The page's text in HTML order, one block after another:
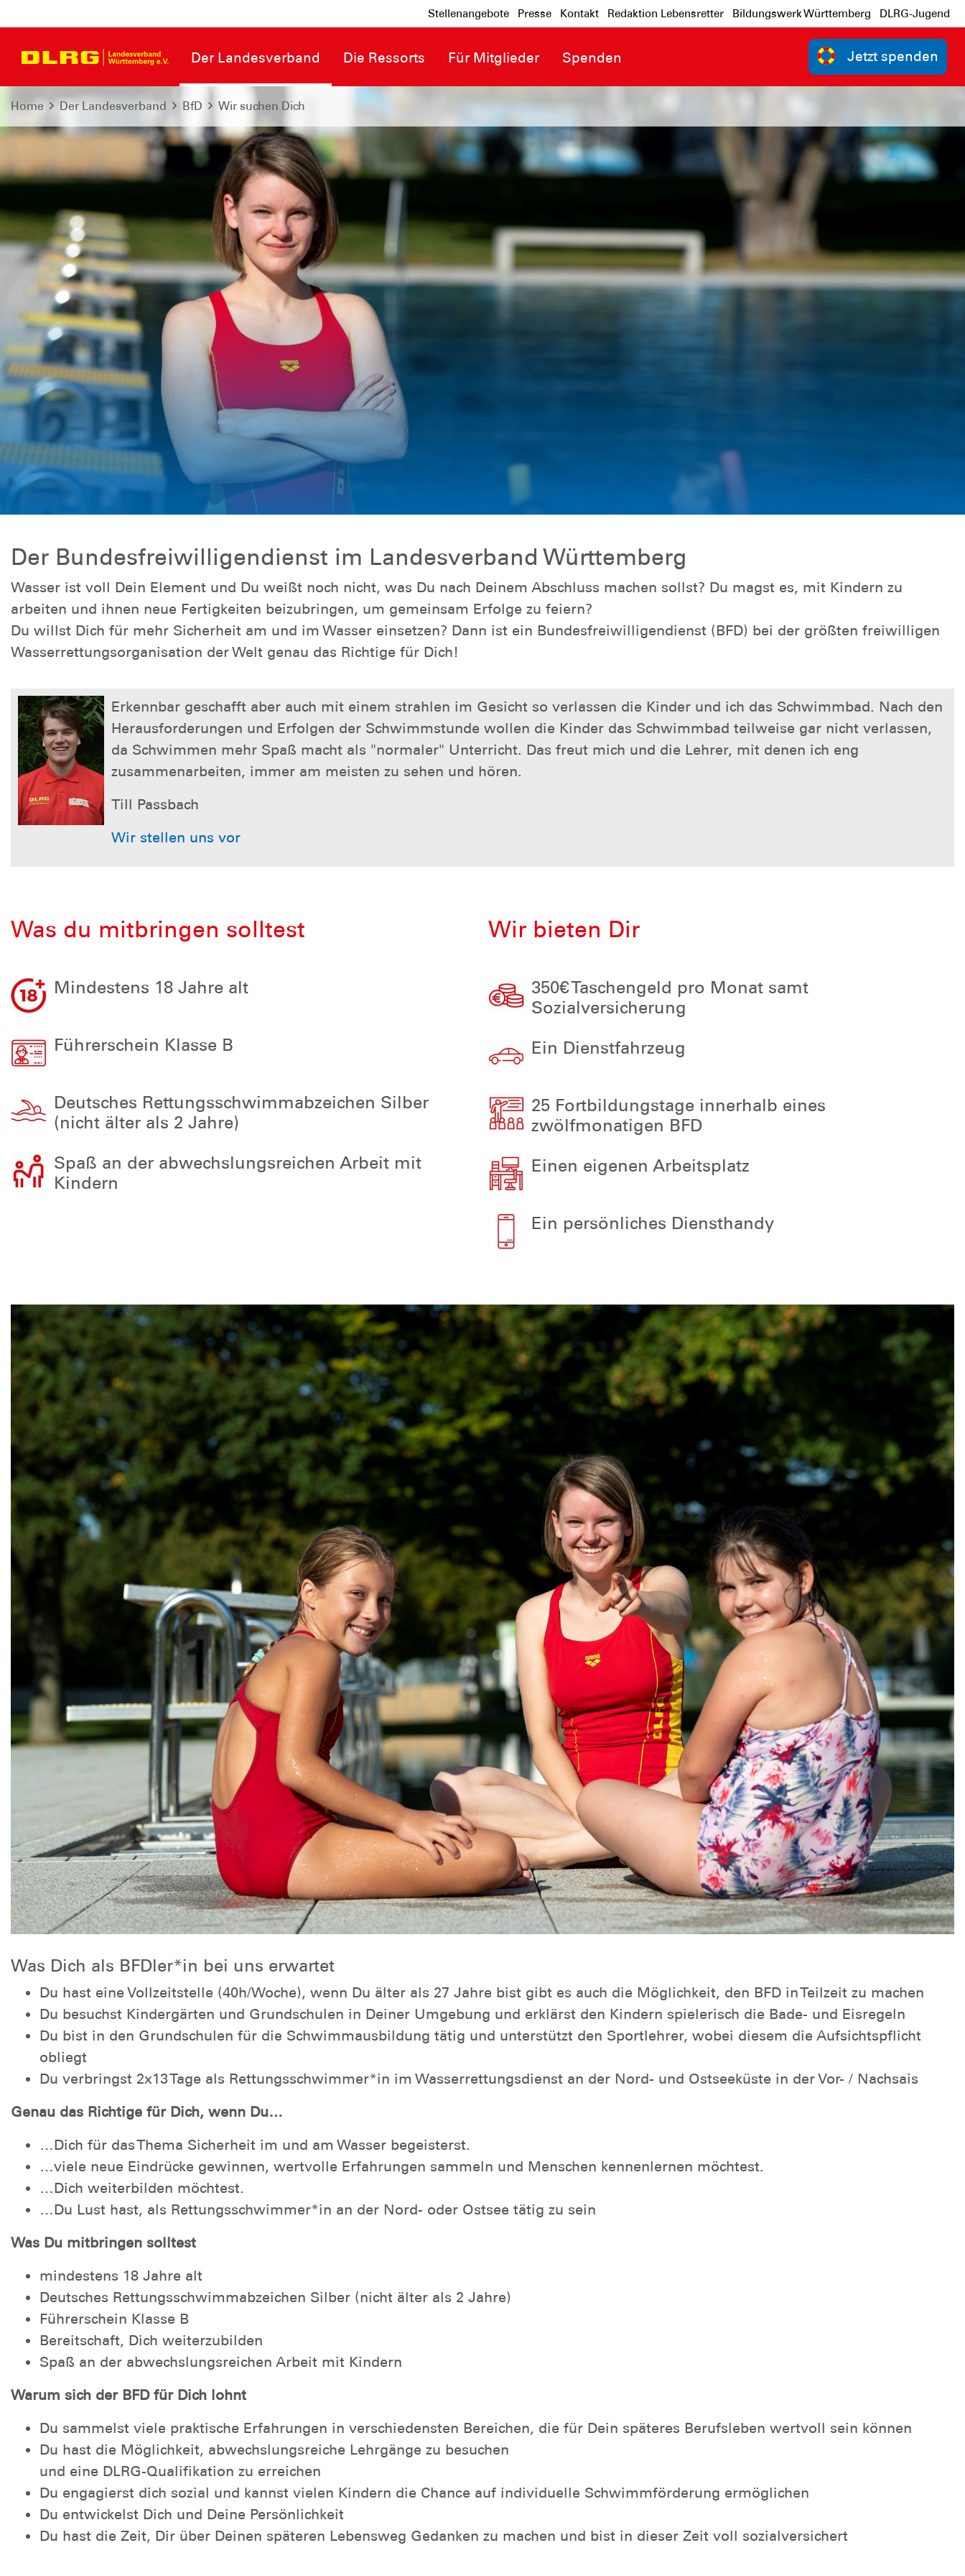
Stellenangebote Presse Kontakt Redaktion Lebensretter Bildungswerk Württemberg DLRG-Jugend
Der Landesverband Die Ressorts Für Mitglieder Spenden Jetzt spenden
Home Der Landesverband BfD Wir suchen Dich
Der Bundesfreiwilligendienst im Landesverband Württemberg
Wasser ist voll Dein Element und Du weißt noch nicht, was Du nach Deinem Abschluss machen sollst? Du magst es, mit Kindern zu
arbeiten und ihnen neue Fertigkeiten beizubringen, um gemeinsam Erfolge zu feiern?
Du willst Dich für mehr Sicherheit am und im Wasser einsetzen? Dann ist ein Bundesfreiwilligendienst (BFD) bei der größten freiwilligen
Wasserrettungsorganisation der Welt genau das Richtige für Dich!
Erkennbar geschafft aber auch mit einem strahlen im Gesicht so verlassen die Kinder und ich das Schwimmbad. Nach den
Herausforderungen und Erfolgen der Schwimmstunde wollen die Kinder das Schwimmbad teilweise gar nicht verlassen,
da Schwimmen mehr Spaß macht als "normaler" Unterricht. Das freut mich und die Lehrer, mit denen ich eng
zusammenarbeiten, immer am meisten zu sehen und hören.
Till Passbach
Wir stellen uns vor
Was du mitbringen solltest
Mindestens 18 Jahre alt
Führerschein Klasse B
Deutsches Rettungsschwimmabzeichen Silber
(nicht älter als 2 Jahre)
Spaß an der abwechslungsreichen Arbeit mit
Kindern
Wir bieten Dir
350€ Taschengeld pro Monat samt
Sozialversicherung
Ein Dienstfahrzeug
25 Fortbildungstage innerhalb eines
zwölfmonatigen BFD
Einen eigenen Arbeitsplatz
Ein persönliches Diensthandy
Was Dich als BFDler*in bei uns erwartet
Du hast eine Vollzeitstelle (40h/Woche), wenn Du älter als 27 Jahre bist gibt es auch die Möglichkeit, den BFD in Teilzeit zu machen
Du besuchst Kindergärten und Grundschulen in Deiner Umgebung und erklärst den Kindern spielerisch die Bade- und Eisregeln
Du bist in den Grundschulen für die Schwimmausbildung tätig und unterstützt den Sportlehrer, wobei diesem die Aufsichtspflicht
obliegt
Du verbringst 2x13 Tage als Rettungsschwimmer*in im Wasserrettungsdienst an der Nord- und Ostseeküste in der Vor- / Nachsais
Genau das Richtige für Dich, wenn Du…
…Dich für das Thema Sicherheit im und am Wasser begeisterst.
…viele neue Eindrücke gewinnen, wertvolle Erfahrungen sammeln und Menschen kennenlernen möchtest.
…Dich weiterbilden möchtest.
…Du Lust hast, als Rettungsschwimmer*in an der Nord- oder Ostsee tätig zu sein
Was Du mitbringen solltest
mindestens 18 Jahre alt
Deutsches Rettungsschwimmabzeichen Silber (nicht älter als 2 Jahre)
Führerschein Klasse B
Bereitschaft, Dich weiterzubilden
Spaß an der abwechslungsreichen Arbeit mit Kindern
Warum sich der BFD für Dich lohnt
Du sammelst viele praktische Erfahrungen in verschiedensten Bereichen, die für Dein späteres Berufsleben wertvoll sein können
Du hast die Möglichkeit, abwechslungsreiche Lehrgänge zu besuchen
und eine DLRG-Qualifikation zu erreichen
Du engagierst dich sozial und kannst vielen Kindern die Chance auf individuelle Schwimmförderung ermöglichen
Du entwickelst Dich und Deine Persönlichkeit
Du hast die Zeit, Dir über Deinen späteren Lebensweg Gedanken zu machen und bist in dieser Zeit voll sozialversichert